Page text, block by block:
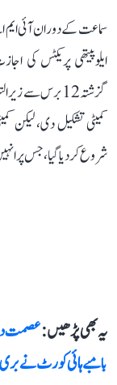
سماعت کے دوران آئی ایم
ایلوپیتھی پریکٹس کی
کمیٹی تشکیل دی، لیکن
شروع کر دیا گیا، جس پر
یہ بھی پڑھیں :عصمت
بامبے ہائی کورٹ نے